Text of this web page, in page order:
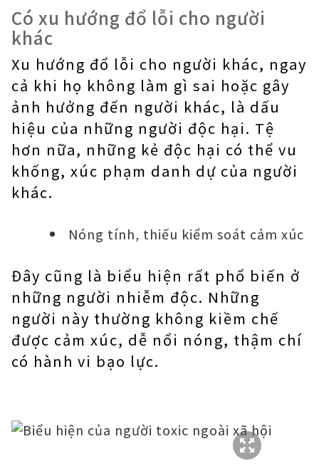
Có xu hướng đổ lỗi cho người
khác
Xu hướng đổ lỗi cho người khác, ngay
cả khi họ không làm gì sai hoặc gây
ảnh hưởng đến người khác, là dấu
hiệu của những người độc hại. Tệ
hơn nữa, những kẻ độc hại có thể vu
khống, xúc phạm danh dự của người
khác.
Nóng tính, thiếu kiểm soát cảm xúc
Đây cũng là biểu hiện rất phổ biến ở
những người nhiễm độc. Những
người này thường không kiềm chế
được cảm xúc, dễ nổi nóng, thậm chí
có hành vi bạo lực.